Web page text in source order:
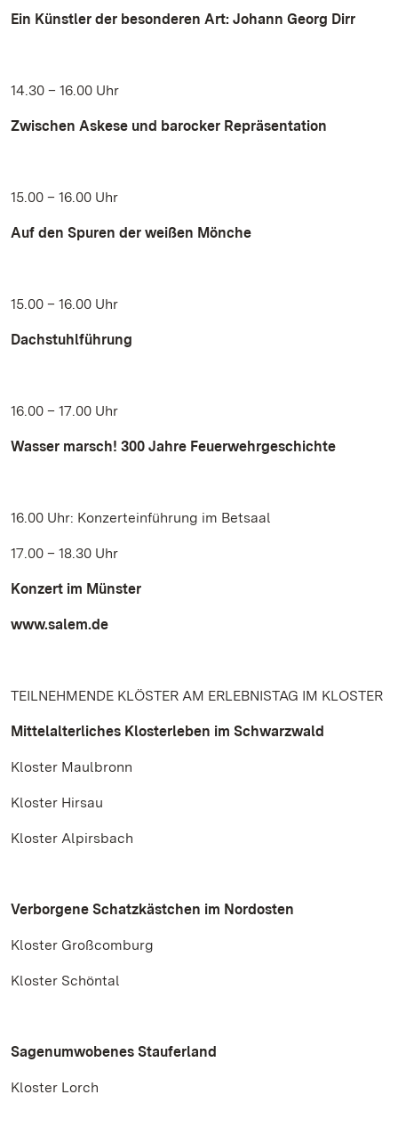
Ein Künstler der besonderen Art: Johann Georg Dirr
14.30 – 16.00 Uhr
Zwischen Askese und barocker Repräsentation
15.00 – 16.00 Uhr
Auf den Spuren der weißen Mönche
15.00 – 16.00 Uhr
Dachstuhlführung
16.00 – 17.00 Uhr
Wasser marsch! 300 Jahre Feuerwehrgeschichte
16.00 Uhr: Konzerteinführung im Betsaal
17.00 – 18.30 Uhr
Konzert im Münster
www.salem.de
TEILNEHMENDE KLÖSTER AM ERLEBNISTAG IM KLOSTER
Mittelalterliches Klosterleben im Schwarzwald
Kloster Maulbronn
Kloster Hirsau
Kloster Alpirsbach
Verborgene Schatzkästchen im Nordosten
Kloster Großcomburg
Kloster Schöntal
Sagenumwobenes Stauferland
Kloster Lorch